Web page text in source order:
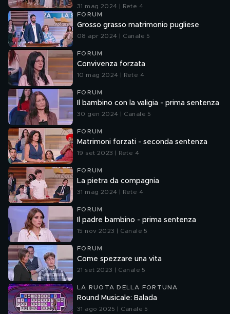
31 mag 2024 | Rete 4
FORUM
Grosso grasso matrimonio pugliese
08 apr 2024 | Canale 5
FORUM
Convivenza forzata
10 mag 2024 | Rete 4
FORUM
Il bambino con la valigia - prima sentenza
30 gen 2024 | Canale 5
FORUM
Matrimoni forzati - seconda sentenza
19 set 2023 | Rete 4
FORUM
La pietra da compagnia
31 mag 2024 | Rete 4
FORUM
Il padre bambino - prima sentenza
15 nov 2023 | Canale 5
FORUM
Come spezzare una vita
21 set 2023 | Canale 5
LA RUOTA DELLA FORTUNA
Round Musicale: Balada
31 ago 2025 | Canale 5